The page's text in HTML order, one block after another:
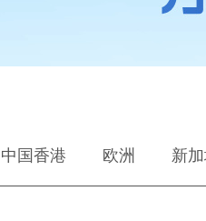
中国香港 欧洲 新